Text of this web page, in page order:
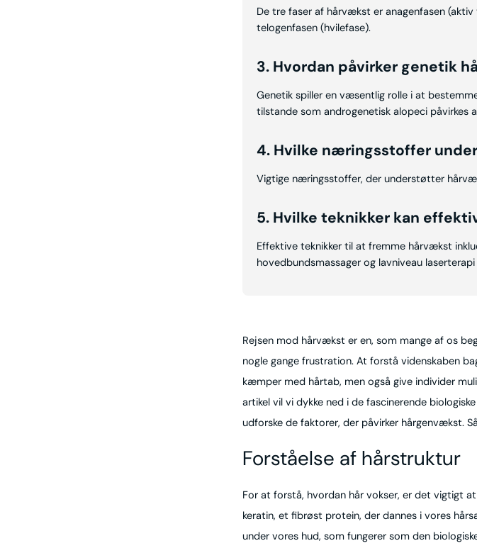
De tre faser af hårvækst er anagenfasen
telogenfasen (hvilefase).
3. Hvordan påvirker genetik
Genetik spiller en væsentlig rolle i at
tilstande som androgenetisk alopeci påvirkes
4. Hvilke næringsstoffer
Vigtige næringsstoffer, der understøtter
5. Hvilke teknikker kan
Effektive teknikker til at fremme hårvækst
hovedbundsmassager og lavniveau laserterapi
Rejsen mod hårvækst er en, som mange af os
nogle gange frustration. At forstå videnskaben
kæmper med hårtab, men også give individer
artikel vil vi dykke ned i de fascinerende
udforske de faktorer, der påvirker hårgenvækst.
Forståelse af hårstruktur
For at forstå, hvordan hår vokser, er det vigtigt
keratin, et fibrøst protein, der dannes i vores
under vores hud, som fungerer som den